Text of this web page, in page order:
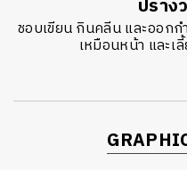
ปราง
ชอบเขียน กินคลีน และออกก
เหมือนหน้า และเ